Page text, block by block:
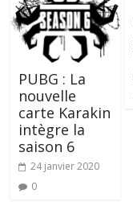
PUBG : La
nouvelle
carte Karakin
intègre la
saison 6
24 janvier 2020
0